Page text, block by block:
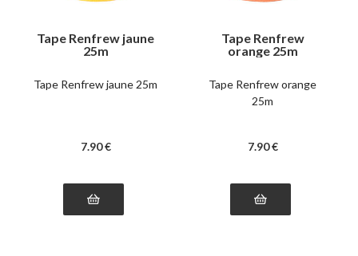
Tape Renfrew jaune
25m
Tape Renfrew jaune 25m
7.90 €
Tape Renfrew
orange 25m
Tape Renfrew orange
25m
7.90 €